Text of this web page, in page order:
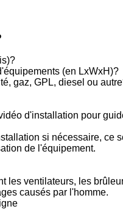
(en LxWxH)?
gaz, GPL, diesel ou
d'installation pour
si nécessaire, ce
de l'équipement.
ventilateurs, les
causés par l'homme.